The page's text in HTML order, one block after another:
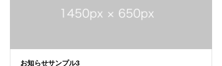
お知らせサンプル3